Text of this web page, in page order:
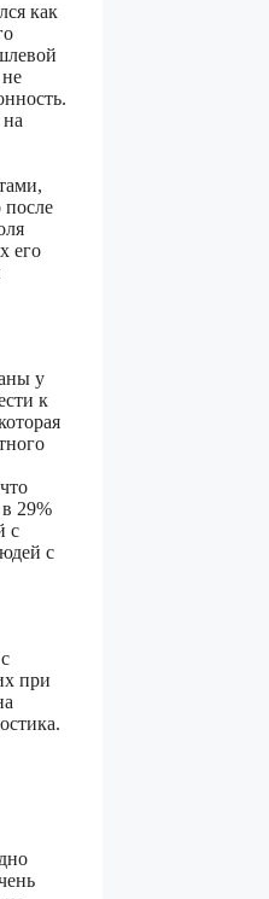
как
после
его
у
к
29%
с
с
при